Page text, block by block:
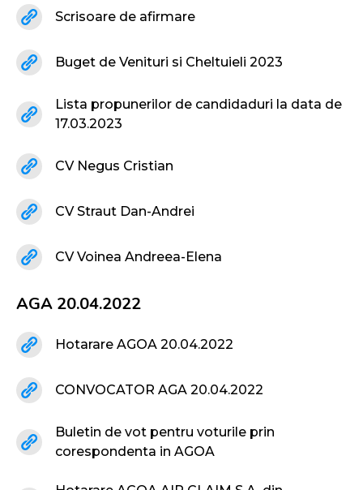
Scrisoare de afirmare
Buget de Venituri si Cheltuieli 2023
Lista propunerilor de candidaduri la data de
17.03.2023
CV Negus Cristian
CV Straut Dan-Andrei
CV Voinea Andreea-Elena
AGA 20.04.2022
Hotarare AGOA 20.04.2022
CONVOCATOR AGA 20.04.2022
Buletin de vot pentru voturile prin
corespondenta in AGOA